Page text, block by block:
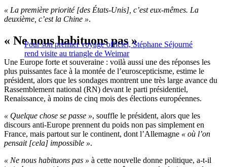
« La première priorité [des États-Unis], c’est eux-mêmes. La
deuxième, c’est la Chine ».
Pour son premier voyage officiel, Stéphane Séjourné
rend visite au triangle de Weimar
« Ne nous habituons pas »
Une Europe forte et souveraine : voilà aussi une des réponses les
plus puissantes face à la montée de l’euroscepticisme, estime le
président, alors que les sondages montrent une très large avance du
Rassemblement national (RN) devant le parti présidentiel,
Renaissance, à moins de cinq mois des élections européennes.
« Quelque chose se passe », souffle le président, alors que les
discours anti-Europe prennent du poids non pas simplement en
France, mais partout sur le continent, dont l’Allemagne « où l’on
pensait [cela] impossible ».
« Ne nous habituons pas » à cette nouvelle donne politique, a-t-il